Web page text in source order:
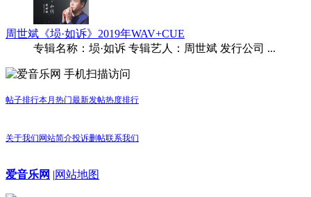
周世斌《埙·如诉》2019年WAV+CUE
专辑名称：埙·如诉 专辑艺人：周世斌 发行公司 ...
手机扫描访问
帖子排行本月热门最新发帖热度排行
关于我们 网站简介投诉删帖联系我们
爱音乐网 |网站地图